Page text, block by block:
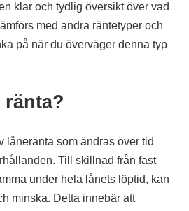
klar och tydlig översikt över vad
med andra räntetyper och
på när du överväger denna typ
låneränta som ändras över tid
Till skillnad från fast
under hela lånets löptid, kan
minska. Detta innebär att